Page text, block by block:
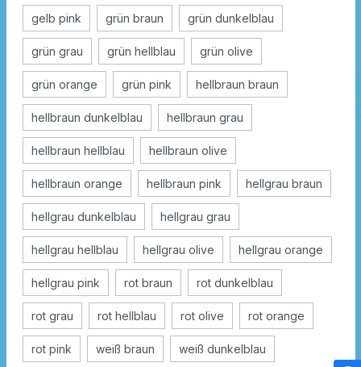
gelb pink grün braun grün dunkelblau
grün grau grün hellblau grün olive
grün orange grün pink hellbraun braun
hellbraun dunkelblau hellbraun grau
hellbraun hellblau hellbraun olive
hellbraun orange hellbraun pink hellgrau braun
hellgrau dunkelblau hellgrau grau
hellgrau hellblau hellgrau olive hellgrau orange
hellgrau pink rot braun rot dunkelblau
rot grau rot hellblau rot olive rot orange
rot pink weiß braun weiß dunkelblau